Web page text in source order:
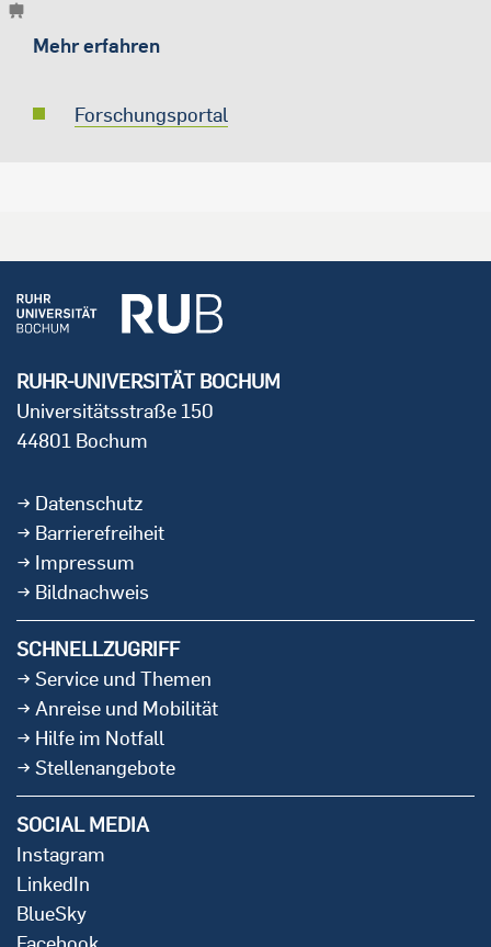
Mehr erfahren
Forschungsportal
RUHR-UNIVERSITÄT BOCHUM
Universitätsstraße 150
44801 Bochum
Datenschutz
Barrierefreiheit
Impressum
Bildnachweis
SCHNELLZUGRIFF
Service und Themen
Anreise und Mobilität
Hilfe im Notfall
Stellenangebote
SOCIAL MEDIA
Instagram
LinkedIn
BlueSky